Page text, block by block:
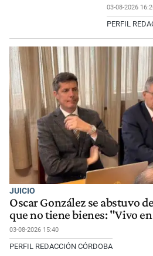
03-08-2026
PERFIL
JUICIO
Oscar González se abstuvo
que no tiene bienes: "Vivo
03-08-2026 15:40
PERFIL REDACCIÓN CÓRDOBA